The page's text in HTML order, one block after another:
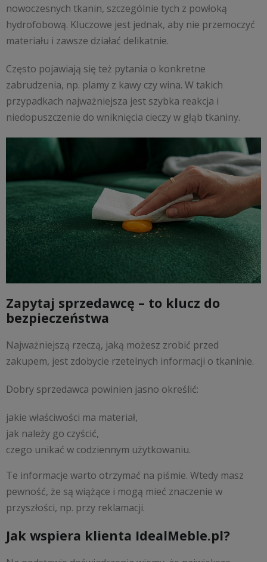
nowoczesnych tkanin, szczególnie tych z powłoką
hydrofobową. Kluczowe jest jednak, aby nie przemoczyć
materiału i zawsze działać delikatnie.
Często pojawiają się też pytania o konkretne
zabrudzenia, np. plamy z kawy czy wina. W takich
przypadkach najważniejsza jest szybka reakcja i
niedopuszczenie do wniknięcia cieczy w głąb tkaniny.
Zapytaj sprzedawcę – to klucz do
bezpieczeństwa
Najważniejszą rzeczą, jaką możesz zrobić przed
zakupem, jest zdobycie rzetelnych informacji o tkaninie.
Dobry sprzedawca powinien jasno określić:
jakie właściwości ma materiał,
jak należy go czyścić,
czego unikać w codziennym użytkowaniu.
Te informacje warto otrzymać na piśmie. Wtedy masz
pewność, że są wiążące i mogą mieć znaczenie w
przyszłości, np. przy reklamacji.
Jak wspiera klienta IdealMeble.pl?